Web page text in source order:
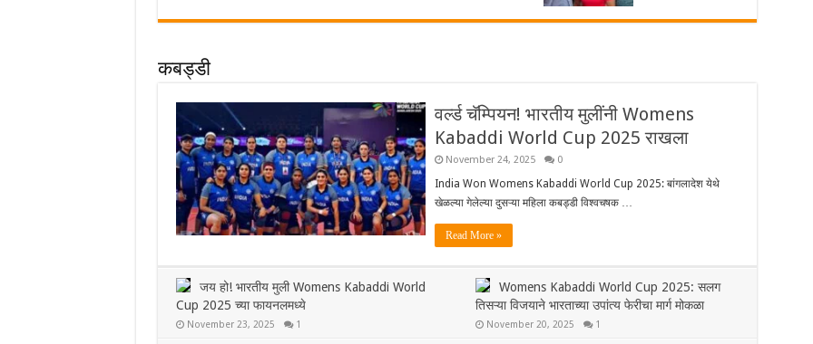
कबड्डी
वर्ल्ड चॅम्पियन! भारतीय मुलींनी Womens
Kabaddi World Cup 2025 राखला
November 24, 2025 0
India Won Womens Kabaddi World Cup 2025: बांगलादेश येथे
खेळल्या गेलेल्या दुसऱ्या महिला कबड्डी विश्वचषक …
Read More »
जय हो! भारतीय मुली Womens Kabaddi World
Cup 2025 च्या फायनलमध्ये
November 23, 2025 1
Womens Kabaddi World Cup 2025: सलग
तिसऱ्या विजयाने भारताच्या उपांत्य फेरीचा मार्ग मोकळा
November 20, 2025 1